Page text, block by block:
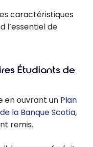
caractéristiques
l’essentiel de
Étudiants de
en ouvrant un Plan
la Banque Scotia,
remis.